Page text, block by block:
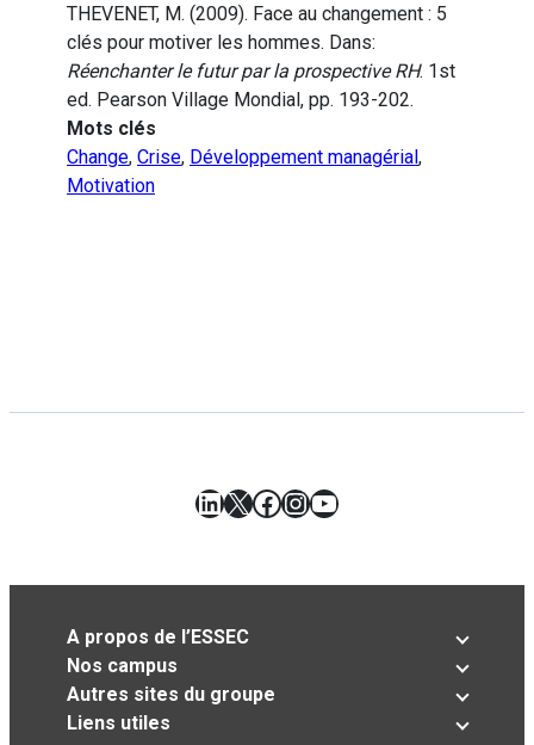
THEVENET, M. (2009). Face au changement : 5
clés pour motiver les hommes. Dans:
Réenchanter le futur par la prospective RH. 1st
ed. Pearson Village Mondial, pp. 193-202.
Mots clés
Change, Crise, Développement managérial ,
Motivation
LinkedIn
X Facebook
Instagram
YouTube
A propos de l’ESSEC
Nos campus
Autres sites du groupe
Liens utiles